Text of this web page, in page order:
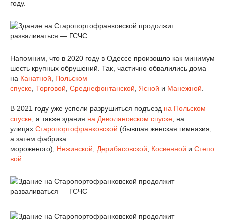
году.
Напомним, что в 2020 году в Одессе произошло как минимум
шесть крупных обрушений. Так, частично обвалились дома
на Канатной
Польском
спуске Торговой Среднефонтанской Ясной и Манежной
В 2021 году уже успели разрушиться подъезд на Польском
спуске , а также здания на Деволановском спуске , на
улицах Старопортофранковской (бывшая женская гимназия,
а затем фабрика
мороженого),
Нежинской Дерибасовской Косвенной и Степо
вой